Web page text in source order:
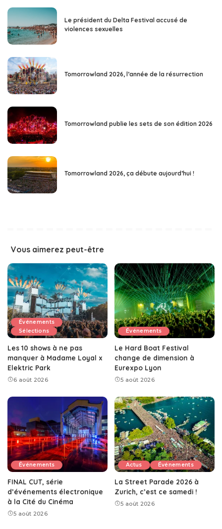
Le président du Delta Festival accusé de
violences sexuelles
Tomorrowland 2026, l’année de la résurrection
Tomorrowland publie les sets de son édition 2026
Tomorrowland 2026, ça débute aujourd’hui !
Vous aimerez peut-être
Événements
Sélections
Les 10 shows à ne pas
manquer à Madame Loyal x
Elektric Park
6 août 2026
Événements
Le Hard Boat Festival
change de dimension à
Eurexpo Lyon
5 août 2026
Événements
FINAL CUT, série
d’événements électronique
à la Cité du Cinéma
5 août 2026
Actus Événements
La Street Parade 2026 à
Zurich, c’est ce samedi !
5 août 2026